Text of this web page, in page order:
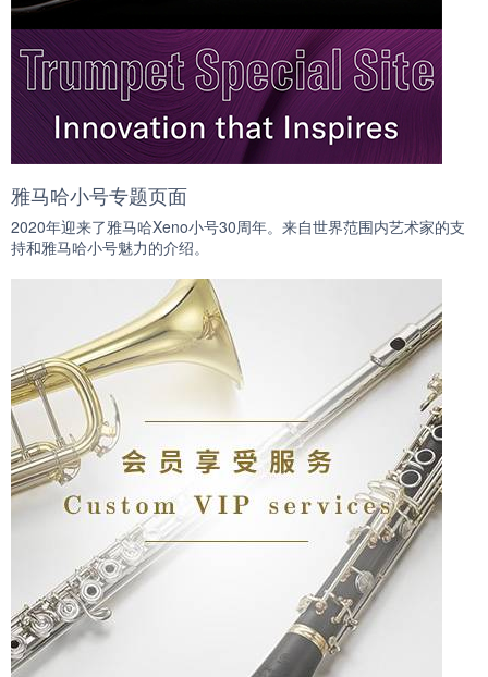
雅马哈小号专题页面
2020年迎来了雅马哈Xeno小号30周年。来自世界范围内艺术家的支
持和雅马哈小号魅力的介绍。